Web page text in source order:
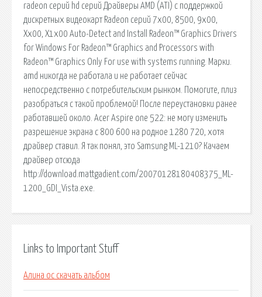
radeon серий hd серий Драйверы AMD (ATI) с поддержкой
дискретных видеокарт Radeon серий 7x00, 8500, 9x00,
Xx00, X1x00 Auto-Detect and Install Radeon™ Graphics Drivers
for Windows For Radeon™ Graphics and Processors with
Radeon™ Graphics Only For use with systems running. Марки.
amd никогда не работала и не работает сейчас
непосредственно с потребительским рынком. Помогите, плиз
разобраться с такой проблемой! После переустановки ранее
работавшей около. Acer Aspire one 522: не могу изменить
разрешение экрана с 800 600 на родное 1280 720, хотя
драйвер ставил. Я так понял, это Samsung ML-1210? Качаем
драйвер отсюда
http://download.mattgadient.com/20070128180408375_ML-
1200_GDI_Vista.exe.
Links to Important Stuff
Алина ос скачать альбом